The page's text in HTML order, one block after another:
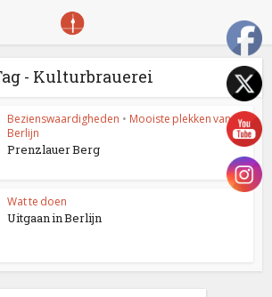
- Kulturbrauerei
Bezienswaardigheden • Mooiste plekken van
Berlijn
Prenzlauer Berg
Wat te doen
Uitgaan in Berlijn